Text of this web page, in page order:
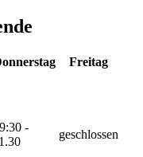
Freitag
9:30 -
geschlossen